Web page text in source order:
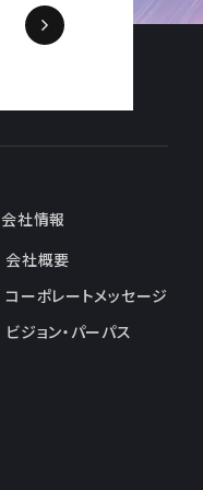
会社情報
会社概要
コーポレートメッセージ
ビジョン・パーパス